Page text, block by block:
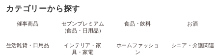
カテゴリーから探す
催事商品
セブンプレミアム
（食品・日用品）
食品・飲料 お酒
生活雑貨・日用品
インテリア・家
具・家電
ホームファッショ
ン
シニア・介護関連